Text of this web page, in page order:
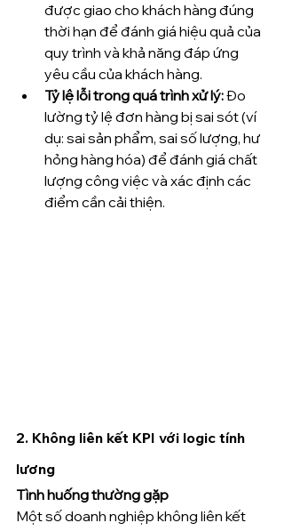
được giao cho khách hàng đúng
thời hạn để đánh giá hiệu quả của
quy trình và khả năng đáp ứng
yêu cầu của khách hàng.
Tỷ lệ lỗi trong quá trình xử lý: Đo
lường tỷ lệ đơn hàng bị sai sót (ví
dụ: sai sản phẩm, sai số lượng, hư
hỏng hàng hóa) để đánh giá chất
lượng công việc và xác định các
điểm cần cải thiện.
2. Không liên kết KPI với logic tính
lương
Tình huống thường gặp
Một số doanh nghiệp không liên kết